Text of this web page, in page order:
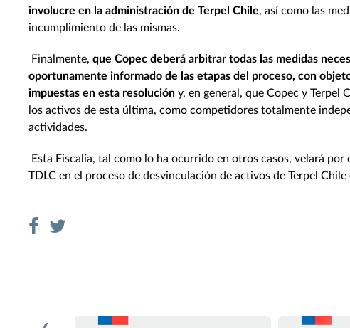
involucre en la administración de Terpel Chile, así como las
incumplimiento de las mismas.
Finalmente, que Copec deberá arbitrar todas las medidas
oportunamente informado de las etapas del proceso, con
impuestas en esta resolución y, en general, que Copec y Terpel
los activos de esta última, como competidores totalmente
actividades.
Esta Fiscalía, tal como lo ha ocurrido en otros casos, velará
TDLC en el proceso de desvinculación de activos de Terpel Chile